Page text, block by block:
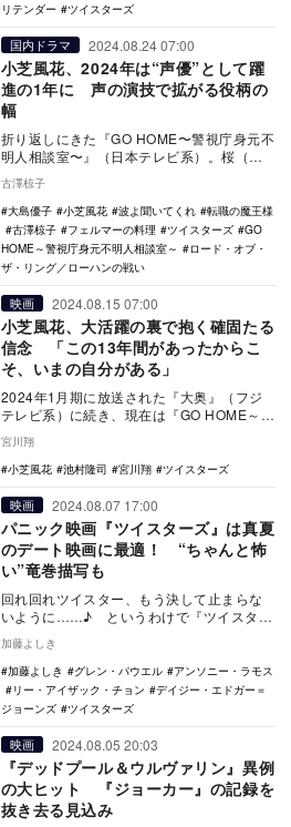
リテンダー
ツイスターズ
国内ドラマ 2024.08.24 07:00
小芝風花、2024年は“声優”として躍
進の1年に 声の演技で拡がる役柄の
幅
折り返しにきた『GO HOME〜警視庁身元不
明人相談室〜』（日本テレビ系）。桜（小
小芝風…
古澤椋子
大島優子
小芝風花 波よ聞いてくれ
転職の魔王様
古澤椋子
フェルマーの料理 ツイスターズ
GO
HOME～警視庁身元不明人相談室～
ロード・オブ・
ザ・リング／ローハンの戦い
映画 2024.08.15 07:00
小芝風花、大活躍の裏で抱く確固たる
信念 「この13年間があったからこ
そ、いまの自分がある」
2024年1月期に放送された『大奥』（フジ
テレビ系）に続き、現在は『GO HOME～警
視庁身元不明人相談室～』（日本テレビ
系）で…
宮川翔
小芝風花
池村隆司 宮川翔 ツイスターズ
映画 2024.08.07 17:00
パニック映画『ツイスターズ』は真夏
のデート映画に最適！ “ちゃんと怖
い”竜巻描写も
回れ回れツイスター、もう決して止まらな
いように……♪ というわけで『ツイスター
ズ』（2024年）である。まさかの『ツイス
ター』（…
加藤よしき
加藤よしき
グレン・パウエル
アンソニー・ラモス
リー・アイザック・チョン
デイジー・エドガー＝
ジョーンズ
ツイスターズ
映画 2024.08.05 20:03
『デッドプール＆ウルヴァリン』異例
の大ヒット 『ジョーカー』の記録を
抜き去る見込み